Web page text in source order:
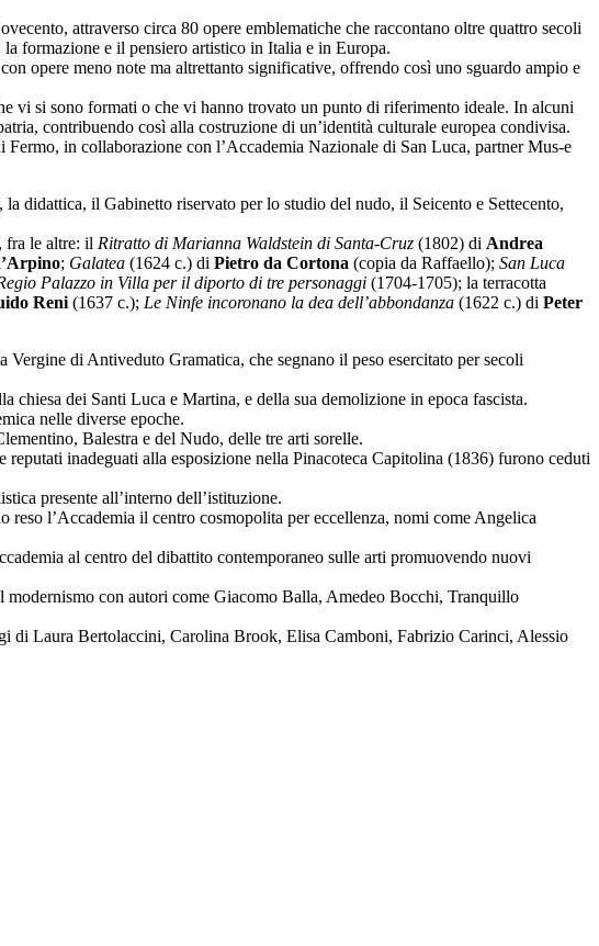
attraverso circa 80 opere emblematiche che raccontano oltre quattro secoli
formazione e il pensiero artistico in Italia e in Europa.
opere meno note ma altrettanto significative, offrendo così uno sguardo ampio e
vi si sono formati o che vi hanno trovato un punto di riferimento ideale. In alcuni
contribuendo così alla costruzione di un’identità culturale europea condivisa.
in collaborazione con l’Accademia Nazionale di San Luca, partner Mus-e
didattica, il Gabinetto riservato per lo studio del nudo, il Seicento e Settecento,
fra le altre: il Ritratto di Marianna Waldstein di Santa-Cruz (1802) di Andrea
; Galatea (1624 c.) di Pietro da Cortona (copia da Raffaello); San Luca
Palazzo in Villa per il diporto di tre personaggi (1704-1705); la terracotta
Reni (1637 c.); Le Ninfe incoronano la dea dell’abbondanza (1622 c.) di Peter
di Antiveduto Gramatica, che segnano il peso esercitato per secoli
chiesa dei Santi Luca e Martina, e della sua demolizione in epoca fascista.
nelle diverse epoche.
Balestra e del Nudo, delle tre arti sorelle.
inadeguati alla esposizione nella Pinacoteca Capitolina (1836) furono ceduti
presente all’interno dell’istituzione.
reso l’Accademia il centro cosmopolita per eccellenza, nomi come Angelica
al centro del dibattito contemporaneo sulle arti promuovendo nuovi
con autori come Giacomo Balla, Amedeo Bocchi, Tranquillo
di Laura Bertolaccini, Carolina Brook, Elisa Camboni, Fabrizio Carinci, Alessio